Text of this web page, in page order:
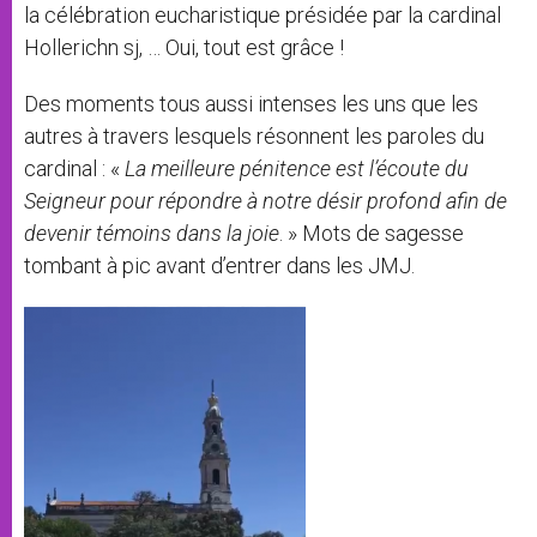
la célébration eucharistique présidée par la cardinal
Hollerichn sj, … Oui, tout est grâce !
Des moments tous aussi intenses les uns que les
autres à travers lesquels résonnent les paroles du
cardinal : « Lameilleure pénitenceestl’écoutedu
Seigneurpourrépondreà notredésirprofondafin de
devenirtémoins dans lajoie . » Mots de sagesse
tombant à pic avant d’entrer dans les JMJ.